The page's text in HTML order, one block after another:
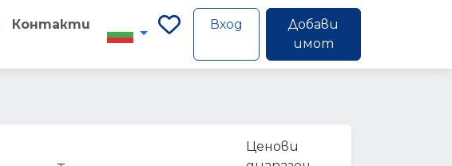
Контакти Вход
Добави
имот
Ценови